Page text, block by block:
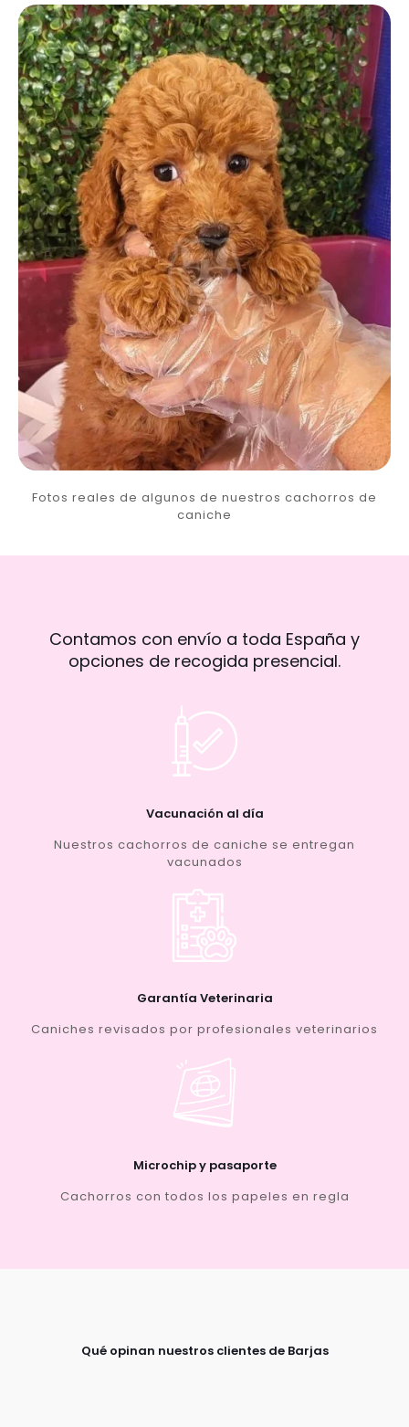
Fotos reales de algunos de nuestros cachorros de
caniche
Contamos con envío a toda España y
opciones de recogida presencial.
Vacunación al día
Nuestros cachorros de caniche se entregan
vacunados
Garantía Veterinaria
Caniches revisados por profesionales veterinarios
Microchip y pasaporte
Cachorros con todos los papeles en regla
Qué opinan nuestros clientes de Barjas